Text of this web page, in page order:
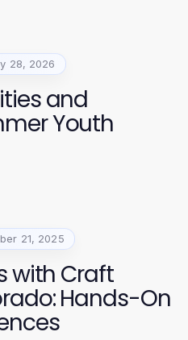
28, 2026
and
Youth
21, 2025
with Craft
Hands-On